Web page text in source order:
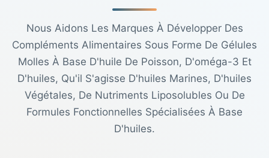
Nous Aidons Les Marques À Développer Des
Compléments Alimentaires Sous Forme De Gélules
Molles À Base D'huile De Poisson, D'oméga-3 Et
D'huiles, Qu'il S'agisse D'huiles Marines, D'huiles
Végétales, De Nutriments Liposolubles Ou De
Formules Fonctionnelles Spécialisées À Base
D'huiles.